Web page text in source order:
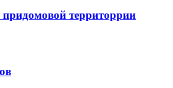
придомовой территоррии